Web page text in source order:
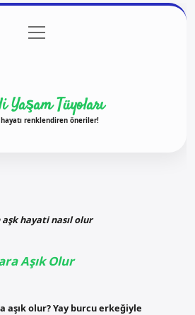
Gizlilik Politikası
menüyü
aç
Yaşam Tüyoları
renklendiren öneriler!
hayati nasıl olur
Aşık Olur
aşık olur? Yay burcu erkeğiyle